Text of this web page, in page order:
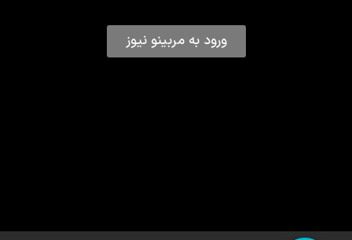
ورود به مربینو نیوز